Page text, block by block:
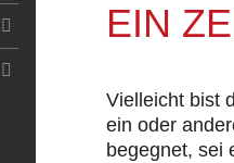
EIN
Vielleicht bist
ein oder
begegnet, sei